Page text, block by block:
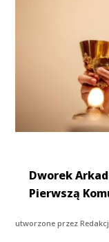
Dworek
Pierwszą
utworzone przez